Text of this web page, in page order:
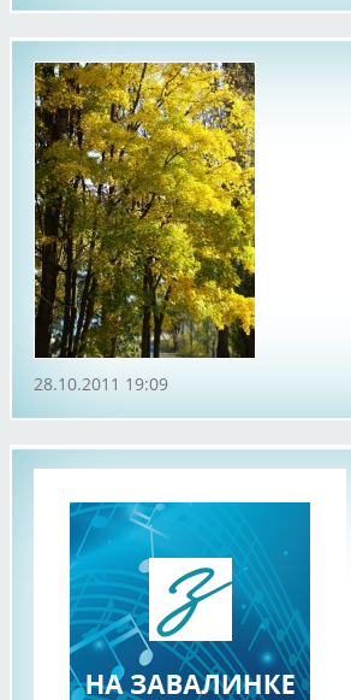
28.10.2011 19:09